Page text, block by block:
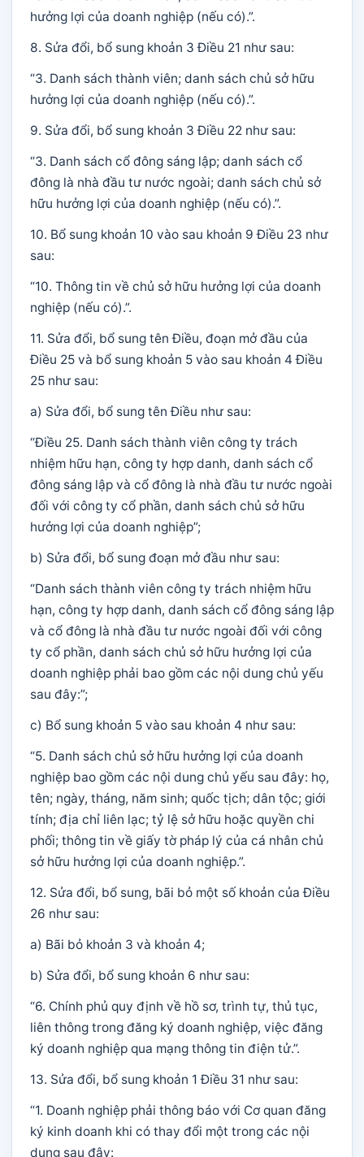
hưởng lợi của doanh nghiệp (nếu có).”.
8. Sửa đổi, bổ sung khoản 3 Điều 21 như sau:
“3. Danh sách thành viên; danh sách chủ sở hữu
hưởng lợi của doanh nghiệp (nếu có).”.
9. Sửa đổi, bổ sung khoản 3 Điều 22 như sau:
“3. Danh sách cổ đông sáng lập; danh sách cổ
đông là nhà đầu tư nước ngoài; danh sách chủ sở
hữu hưởng lợi của doanh nghiệp (nếu có).”.
10. Bổ sung khoản 10 vào sau khoản 9 Điều 23 như
sau:
“10. Thông tin về chủ sở hữu hưởng lợi của doanh
nghiệp (nếu có).”.
11. Sửa đổi, bổ sung tên Điều, đoạn mở đầu của
Điều 25 và bổ sung khoản 5 vào sau khoản 4 Điều
25 như sau:
a) Sửa đổi, bổ sung tên Điều như sau:
“Điều 25. Danh sách thành viên công ty trách
nhiệm hữu hạn, công ty hợp danh, danh sách cổ
đông sáng lập và cổ đông là nhà đầu tư nước ngoài
đối với công ty cổ phần, danh sách chủ sở hữu
hưởng lợi của doanh nghiệp”;
b) Sửa đổi, bổ sung đoạn mở đầu như sau:
“Danh sách thành viên công ty trách nhiệm hữu
hạn, công ty hợp danh, danh sách cổ đông sáng lập
và cổ đông là nhà đầu tư nước ngoài đối với công
ty cổ phần, danh sách chủ sở hữu hưởng lợi của
doanh nghiệp phải bao gồm các nội dung chủ yếu
sau đây:”;
c) Bổ sung khoản 5 vào sau khoản 4 như sau:
“5. Danh sách chủ sở hữu hưởng lợi của doanh
nghiệp bao gồm các nội dung chủ yếu sau đây: họ,
tên; ngày, tháng, năm sinh; quốc tịch; dân tộc; giới
tính; địa chỉ liên lạc; tỷ lệ sở hữu hoặc quyền chi
phối; thông tin về giấy tờ pháp lý của cá nhân chủ
sở hữu hưởng lợi của doanh nghiệp.”.
12. Sửa đổi, bổ sung, bãi bỏ một số khoản của Điều
26 như sau:
a) Bãi bỏ khoản 3 và khoản 4;
b) Sửa đổi, bổ sung khoản 6 như sau:
“6. Chính phủ quy định về hồ sơ, trình tự, thủ tục,
liên thông trong đăng ký doanh nghiệp, việc đăng
ký doanh nghiệp qua mạng thông tin điện tử.”.
13. Sửa đổi, bổ sung khoản 1 Điều 31 như sau:
“1. Doanh nghiệp phải thông báo với Cơ quan đăng
ký kinh doanh khi có thay đổi một trong các nội
dung sau đây: